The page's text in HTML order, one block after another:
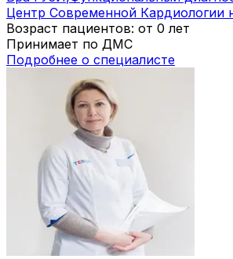
Центр Современной Кардиологии
Возраст пациентов: от 0 лет
Принимает по ДМС
Подробнее о специалисте